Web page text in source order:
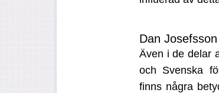
Dan
Även i de delar
och Svenska
finns några